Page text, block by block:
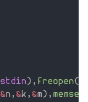
stdin) , freopen(
&n , &k , &m) , memset